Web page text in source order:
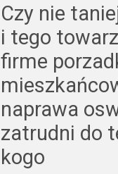
Czy nie
i tego
firme
naprawa
zatrudni do
kogo